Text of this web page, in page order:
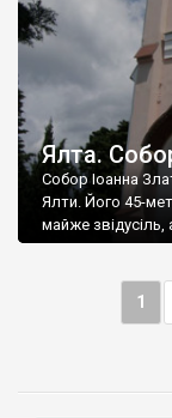
Ялта.
Собор Іоанна
Ялти. Його 45-
майже звідусіль,
1